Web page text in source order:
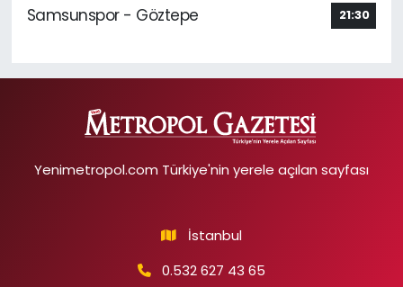
Samsunspor - Göztepe
21:30
Yenimetropol.com Türkiye'nin yerele açılan sayfası
İstanbul
0.532 627 43 65